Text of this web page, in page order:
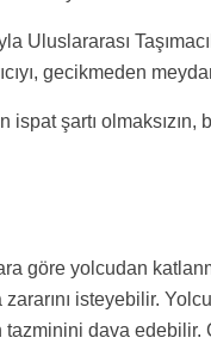
Uluslararası
gecikmeden
şartı
göre yolcudan
isteyebilir.
tazminini dava